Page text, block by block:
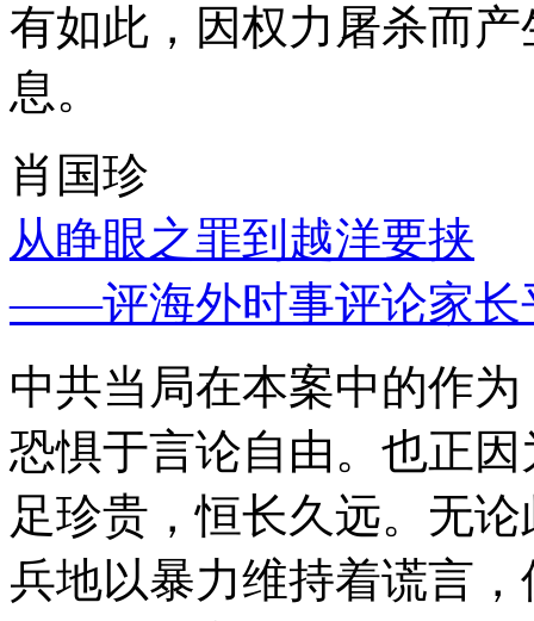
有如此，因权力屠杀而
息。
肖国珍
从睁眼之罪到越洋要挟
——评海外时事评论家长
中共当局在本案中的作
恐惧于言论自由。也正
足珍贵，恒长久远。无
兵地以暴力维持着谎言